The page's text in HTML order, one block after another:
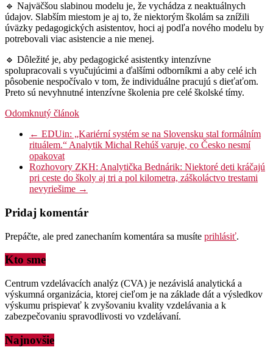
🔹 Najväčšou slabinou modelu je, že vychádza z neaktuálnych
údajov. Slabším miestom je aj to, že niektorým školám sa znížili
úväzky pedagogických asistentov, hoci aj podľa nového modelu by
potrebovali viac asistencie a nie menej.
🔹 Dôležité je, aby pedagogické asistentky intenzívne
spolupracovali s vyučujúcimi a ďalšími odborníkmi a aby celé ich
pôsobenie nespočívalo v tom, že individuálne pracujú s dieťaťom.
Preto sú nevyhnutné intenzívne školenia pre celé školské tímy.
Odomknutý článok
← EDUin: „Kariérní systém se na Slovensku stal formálním
rituálem.“ Analytik Michal Rehúš varuje, co Česko nesmí
opakovat
Rozhovory ZKH: Analytička Bednárik: Niektoré deti kráčajú
pri ceste do školy aj tri a pol kilometra, záškoláctvo trestami
nevyriešime →
Pridaj komentár
Prepáčte, ale pred zanechaním komentára sa musíte prihlásiť.
Kto sme
Centrum vzdelávacích analýz (CVA) je nezávislá analytická a
výskumná organizácia, ktorej cieľom je na základe dát a výsledkov
výskumu prispievať k zvyšovaniu kvality vzdelávania a k
zabezpečovaniu spravodlivosti vo vzdelávaní.
Najnovšie